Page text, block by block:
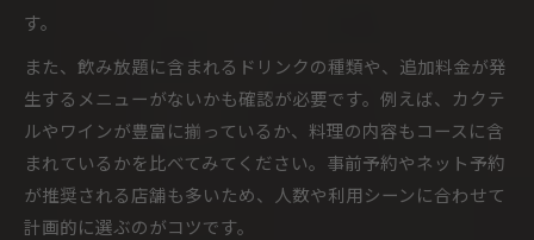
す。
また、飲み放題に含まれるドリンクの種類や、追加料金が発
生するメニューがないかも確認が必要です。例えば、カクテ
ルやワインが豊富に揃っているか、料理の内容もコースに含
まれているかを比べてみてください。事前予約やネット予約
が推奨される店舗も多いため、人数や利用シーンに合わせて
計画的に選ぶのがコツです。